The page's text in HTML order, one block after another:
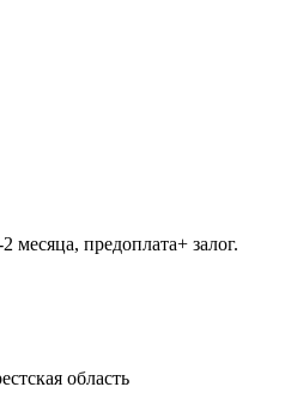
месяца, предоплата+ залог.
область